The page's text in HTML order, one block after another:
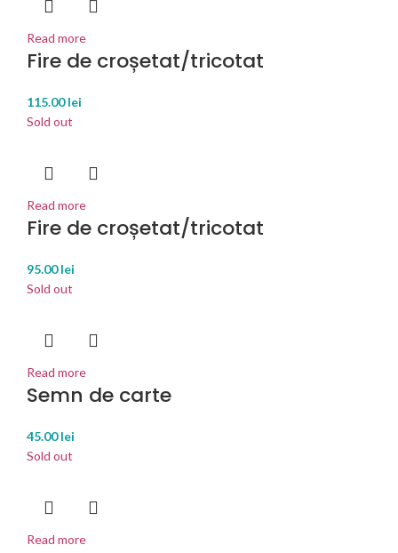
Read more
Fire de croșetat/tricotat
115.00lei
Sold out
Read more
Fire de croșetat/tricotat
95.00lei
Sold out
Read more
Semn de carte
45.00lei
Sold out
Read more